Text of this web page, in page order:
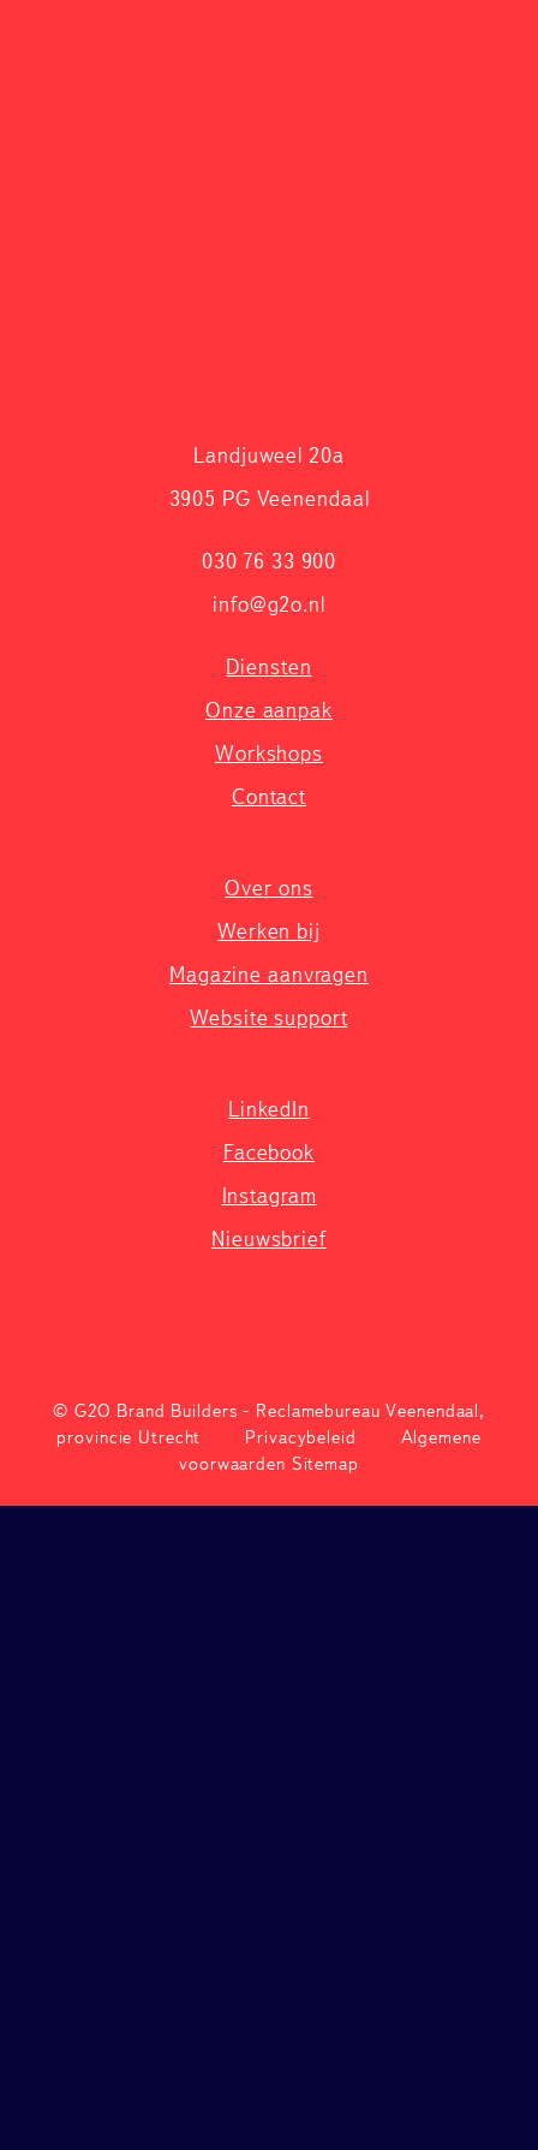
Landjuweel 20a
3905 PG Veenendaal
030 76 33 900
info@g2o.nl
Diensten
Onze aanpak
Workshops
Contact
Over ons
Werken bij
Magazine aanvragen
Website support
LinkedIn
Facebook
Instagram
Nieuwsbrief
© G2O Brand Builders - Reclamebureau Veenendaal,
provincie Utrecht
Privacybeleid
Algemene
voorwaarden Sitemap